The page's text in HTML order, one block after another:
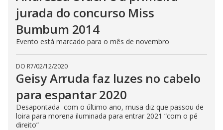
jurada do concurso Miss
Bumbum 2014
Evento está marcado para o mês de novembro
DO R7/02/12/2020
Geisy Arruda faz luzes no cabelo
para espantar 2020
Desapontada com o último ano, musa diz que passou de
loira para morena iluminada para entrar 2021 “com o pé
direito”